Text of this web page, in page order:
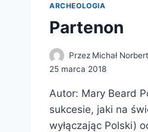
ARCHEOLOGIA
Partenon
Przez Michał
25 marca 2018
Autor: Mary Beard
sukcesie, jaki na
wyłączając Polski)